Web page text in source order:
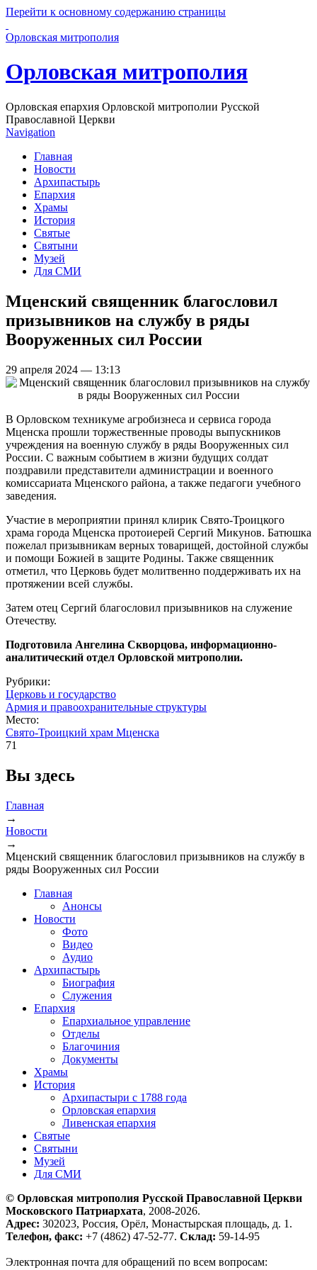
Перейти к основному содержанию страницы
Орловская митрополия
Орловская митрополия
Орловская епархия Орловской митрополии Русской
Православной Церкви
Navigation
Главная
Новости
Архипастырь
Епархия
Храмы
История
Святые
Святыни
Музей
Для СМИ
Мценский священник благословил
призывников на службу в ряды
Вооруженных сил России
29 апреля 2024 — 13:13
В Орловском техникуме агробизнеса и сервиса города
Мценска прошли торжественные проводы выпускников
учреждения на военную службу в ряды Вооруженных сил
России. С важным событием в жизни будущих солдат
поздравили представители администрации и военного
комиссариата Мценского района, а также педагоги учебного
заведения.
Участие в мероприятии принял клирик Свято-Троицкого
храма города Мценска протоиерей Сергий Микунов. Батюшка
пожелал призывникам верных товарищей, достойной службы
и помощи Божией в защите Родины. Также священник
отметил, что Церковь будет молитвенно поддерживать их на
протяжении всей службы.
Затем отец Сергий благословил призывников на служение
Отечеству.
Подготовила Ангелина Скворцова, информационно-
аналитический отдел Орловской митрополии.
Рубрики:
Церковь и государство
Армия и правоохранительные структуры
Место:
Свято-Троицкий храм Мценска
71
Вы здесь
Главная
→
Новости
→
Мценский священник благословил призывников на службу в
ряды Вооруженных сил России
Главная
Анонсы
Новости
Фото
Видео
Аудио
Архипастырь
Биография
Служения
Епархия
Епархиальное управление
Отделы
Благочиния
Документы
Храмы
История
Архипастыри с 1788 года
Орловская епархия
Ливенская епархия
Святые
Святыни
Музей
Для СМИ
© Орловская митрополия Русской Православной Церкви
Московского Патриархата, 2008-2026.
Адрес: 302023, Россия, Орёл, Монастырская площадь, д. 1.
Телефон, факс: +7 (4862) 47-52-77. Склад: 59-14-95
Электронная почта для обращений по всем вопросам: